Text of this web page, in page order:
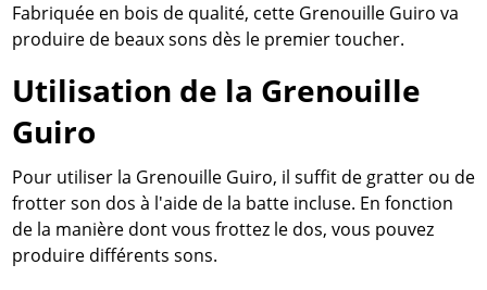
Fabriquée en bois de qualité, cette Grenouille Guiro va
produire de beaux sons dès le premier toucher.
Utilisation de la Grenouille
Guiro
Pour utiliser la Grenouille Guiro, il suffit de gratter ou de
frotter son dos à l'aide de la batte incluse. En fonction
de la manière dont vous frottez le dos, vous pouvez
produire différents sons.